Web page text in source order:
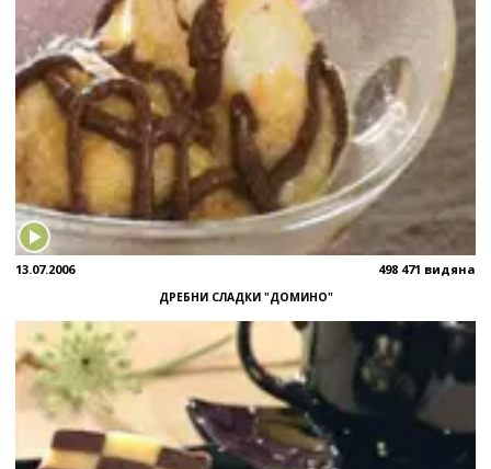
13.07.2006 498 471 видяна
ДРЕБНИ СЛАДКИ "ДОМИНО"